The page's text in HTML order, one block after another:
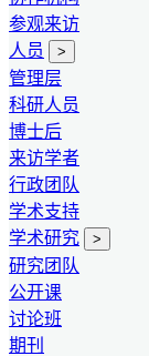
参观来访
人员
>
管理层
科研人员
博士后
来访学者
行政团队
学术支持
学术研究
>
研究团队
公开课
讨论班
期刊